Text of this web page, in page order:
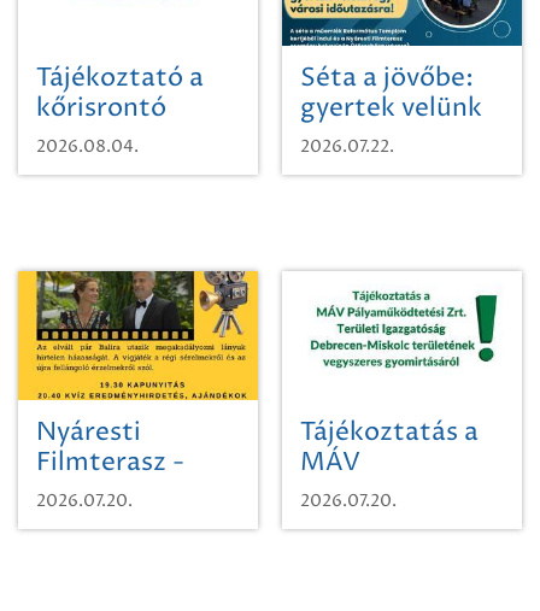
Tájékoztató a
kőrisrontó
karcsúdíszbogárról
2026.08.04.
Séta a jövőbe:
gyertek velünk
egy városi
időutazásra!
2026.07.22.
Nyáresti
Filmterasz -
Beugró a
Paradicsomba
2026.07.20.
Tájékoztatás a
MÁV
Pályaműködtetési
Zrt. Területi
2026.07.20.